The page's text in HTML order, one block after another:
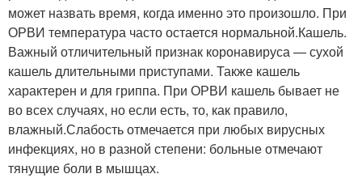
может назвать время, когда именно это произошло. При
ОРВИ температура часто остается нормальной.Кашель.
Важный отличительный признак коронавируса — сухой
кашель длительными приступами. Также кашель
характерен и для гриппа. При ОРВИ кашель бывает не
во всех случаях, но если есть, то, как правило,
влажный.Слабость отмечается при любых вирусных
инфекциях, но в разной степени: больные отмечают
тянущие боли в мышцах.